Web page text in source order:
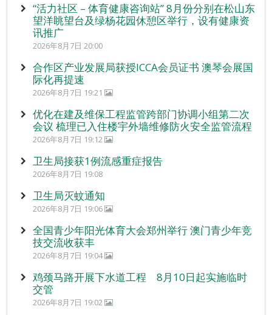
“活力社区 – 体育健康咨询站” 8月份分别在松山东
望洋眺望台及绿杨花园休憩区举行，设有健康资
讯推广
2026年8月7日 20:00
合作区产业发展局获授ICCA会员证书 澳琴会展国
际化再提速
2026年8月7日 19:21
优化在建及维保工程监管跨部门协调小组第二次
会议 梳理已入住楼宇外墙维修防火安全监管流程
2026年8月7日 19:12
卫生局接获1例流感重症报告
2026年8月7日 19:08
卫生局灭蚊通知
2026年8月7日 19:06
全国青少年阳光体育大会郑州举行 澳门青少年竞
技交流收获丰
2026年8月7日 19:04
鸡颈马路开展下水道工程 8月10日起实施临时
交管
2026年8月7日 19:02